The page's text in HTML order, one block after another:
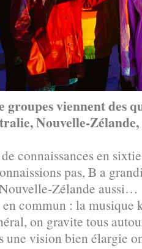
groupes viennent des
Nouvelle-
connaissances en
pas, B a
Zélande aussi…
en commun : la musique
on gravite tous
une vision bien élargie